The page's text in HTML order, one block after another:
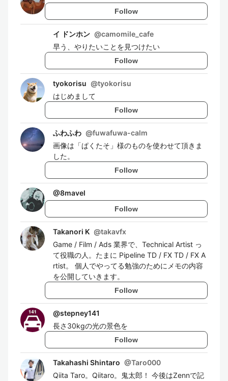
Follow
イ ドンホン @camomile_cafe
早う、やりたいことを見つけたい
Follow
tyokorisu @tyokorisu
はじめまして
Follow
ふわふわ @fuwafuwa-calm
画像は「ぱくたそ」様のものを使わせて頂きま
した。
Follow
@8mavel
Follow
Takanori K @takavfx
Game / Film / Ads 業界で、Technical Artist っ
て役職の人。たまに Pipeline TD / FX TD / FX A
rtist。 個人でやってる勉強のためにメモの内容
を公開していきます。
Follow
@stepney141
長さ30kgの光の景色を
Follow
Takahashi Shintaro @Taro000
Qiita Taro。Qiitaro。鬼太郎！ 今後はZennで記